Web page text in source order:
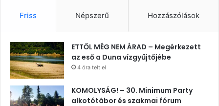
Friss Népszerű Hozzászólások
ETTŐL MÉG NEM ÁRAD – Megérkezett
az eső a Duna vízgyűjtőjébe
4 óra telt el
KOMOLYSÁG! – 30. Minimum Party
alkotótábor és szakmai fórum